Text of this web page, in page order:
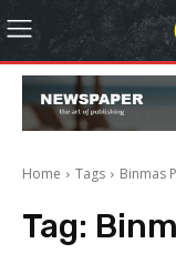
Home Tags Binmas
Tag: